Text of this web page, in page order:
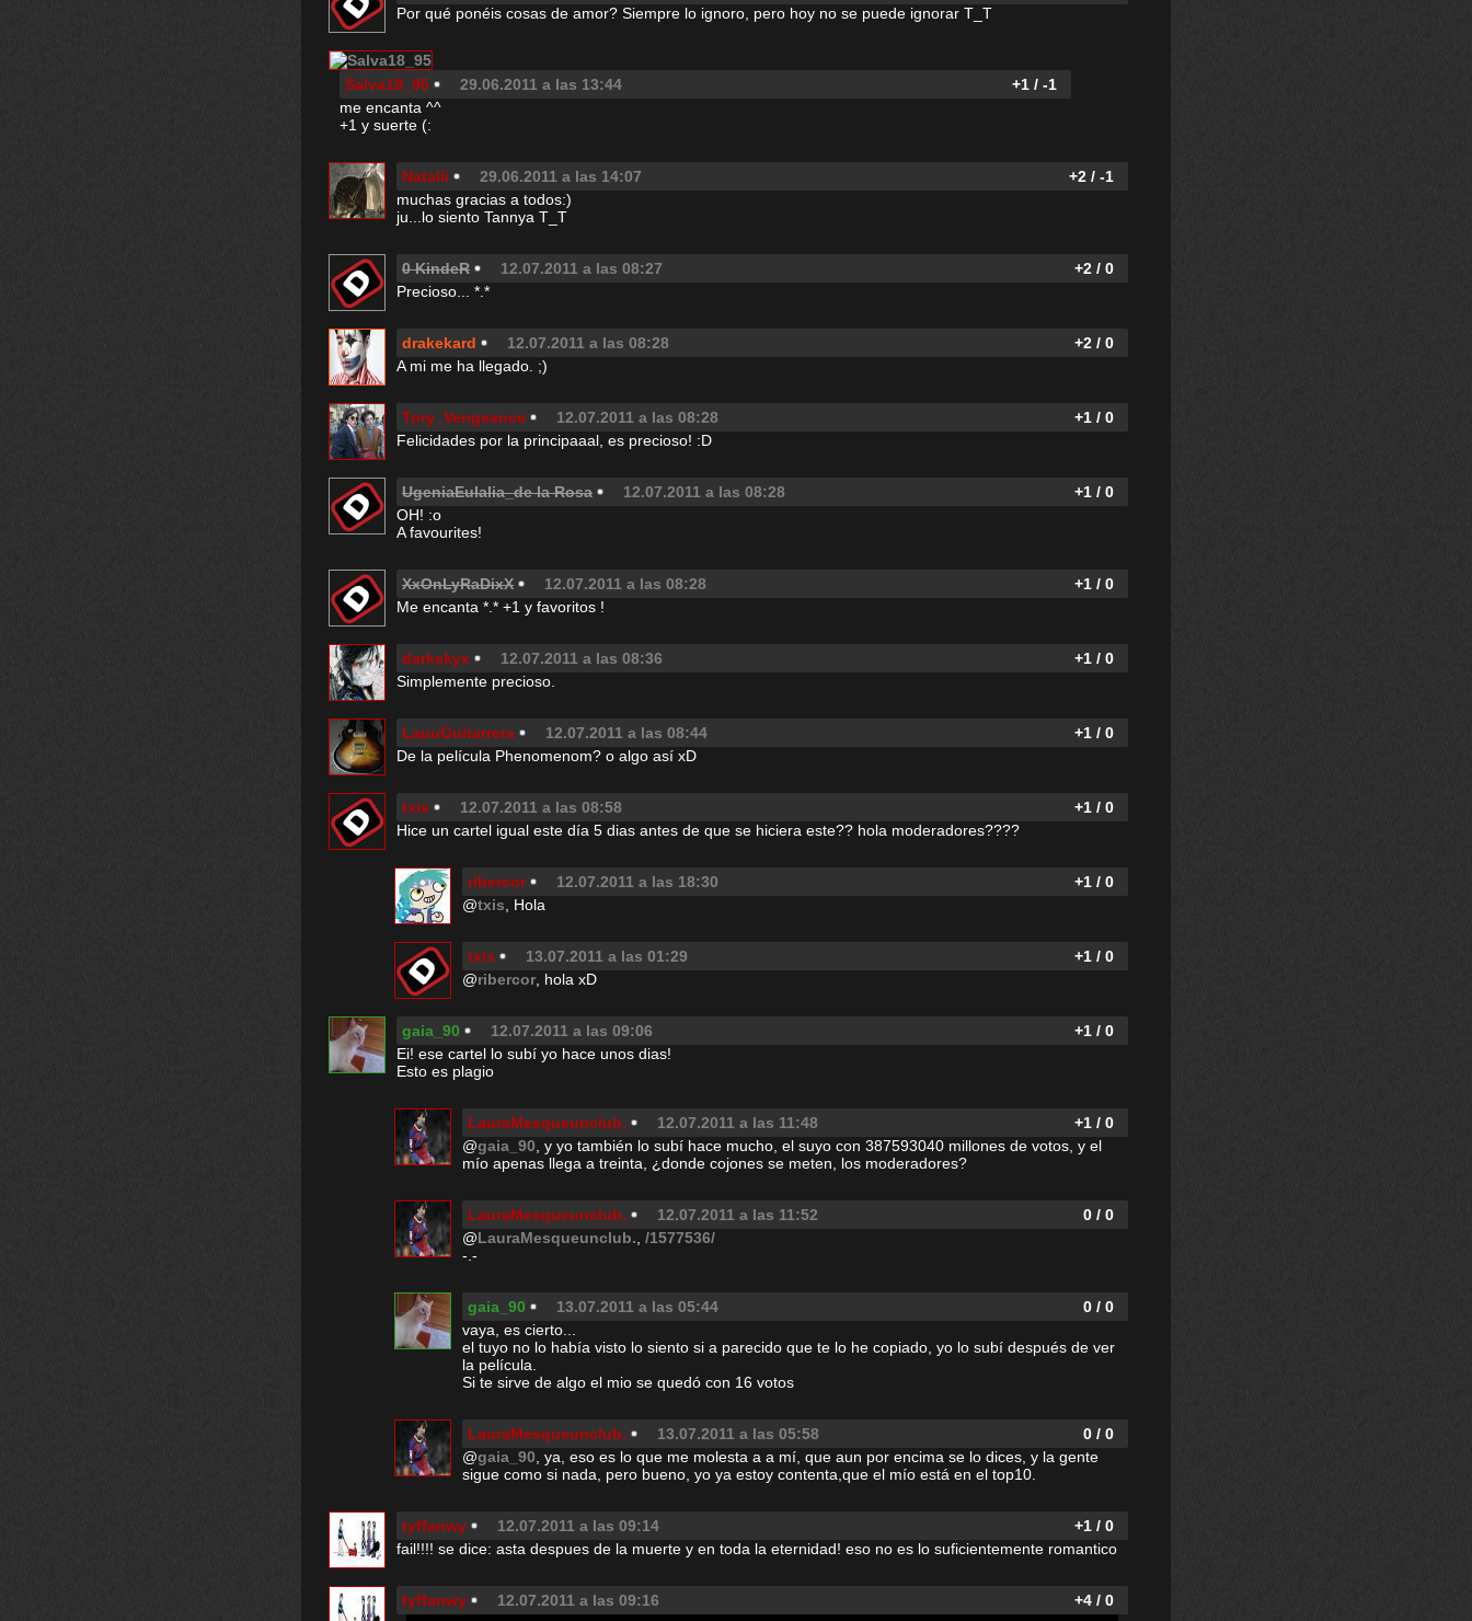
Por qué ponéis cosas de amor? Siempre lo ignoro, pero hoy no se puede ignorar T_T
Salva18_95 29.06.2011 a las 13:44
+1 / -1
me encanta ^^
+1 y suerte (:
Natalii 29.06.2011 a las 14:07
+2 / -1
muchas gracias a todos:)
ju...lo siento Tannya T_T
0 KindeR 12.07.2011 a las 08:27
+2 / 0
Precioso... *.*
drakekard 12.07.2011 a las 08:28
+2 / 0
A mi me ha llegado. ;)
Tory_Vengeance 12.07.2011 a las 08:28
+1 / 0
Felicidades por la principaaal, es precioso! :D
UgeniaEulalia_de la Rosa 12.07.2011 a las 08:28
+1 / 0
OH! :o
A favourites!
XxOnLyRaDixX 12.07.2011 a las 08:28
+1 / 0
Me encanta *.* +1 y favoritos !
darkskyx 12.07.2011 a las 08:36
+1 / 0
Simplemente precioso.
LauuGuitarrera 12.07.2011 a las 08:44
+1 / 0
De la película Phenomenom? o algo así xD
txis 12.07.2011 a las 08:58
+1 / 0
Hice un cartel igual este día 5 dias antes de que se hiciera este?? hola moderadores????
ribercor 12.07.2011 a las 18:30
+1 / 0
@txis , Hola
txis 13.07.2011 a las 01:29
+1 / 0
@ribercor , hola xD
gaia_90 12.07.2011 a las 09:06
+1 / 0
Ei! ese cartel lo subí yo hace unos dias!
Esto es plagio
LauraMesqueunclub. 12.07.2011 a las 11:48
+1 / 0
@gaia_90 , y yo también lo subí hace mucho, el suyo con 387593040 millones de votos, y el
mío apenas llega a treinta, ¿donde cojones se meten, los moderadores?
LauraMesqueunclub. 12.07.2011 a las 11:52
0 / 0
@LauraMesqueunclub. /1577536/
-.-
gaia_90 13.07.2011 a las 05:44
0 / 0
vaya, es cierto...
el tuyo no lo había visto lo siento si a parecido que te lo he copiado, yo lo subí después de ver
la película.
Si te sirve de algo el mio se quedó con 16 votos
LauraMesqueunclub. 13.07.2011 a las 05:58
0 / 0
@gaia_90 , ya, eso es lo que me molesta a a mí, que aun por encima se lo dices, y la gente
sigue como si nada, pero bueno, yo ya estoy contenta,que el mío está en el top10.
tyffanwy 12.07.2011 a las 09:14
+1 / 0
fail!!!! se dice: asta despues de la muerte y en toda la eternidad! eso no es lo suficientemente romantico
tyffanwy 12.07.2011 a las 09:16 +4 / 0